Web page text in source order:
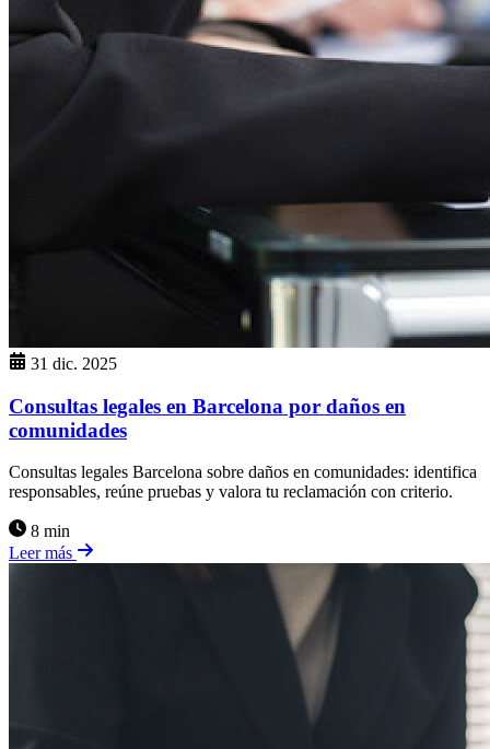
31 dic. 2025
Consultas legales en Barcelona por daños en
comunidades
Consultas legales Barcelona sobre daños en comunidades: identifica
responsables, reúne pruebas y valora tu reclamación con criterio.
8 min
Leer más